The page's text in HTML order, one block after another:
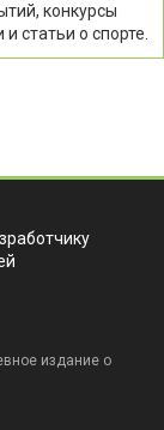
конкурсы
статьи о спорте.
издание о